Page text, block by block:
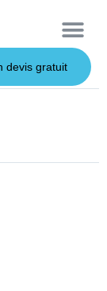
devis gratuit